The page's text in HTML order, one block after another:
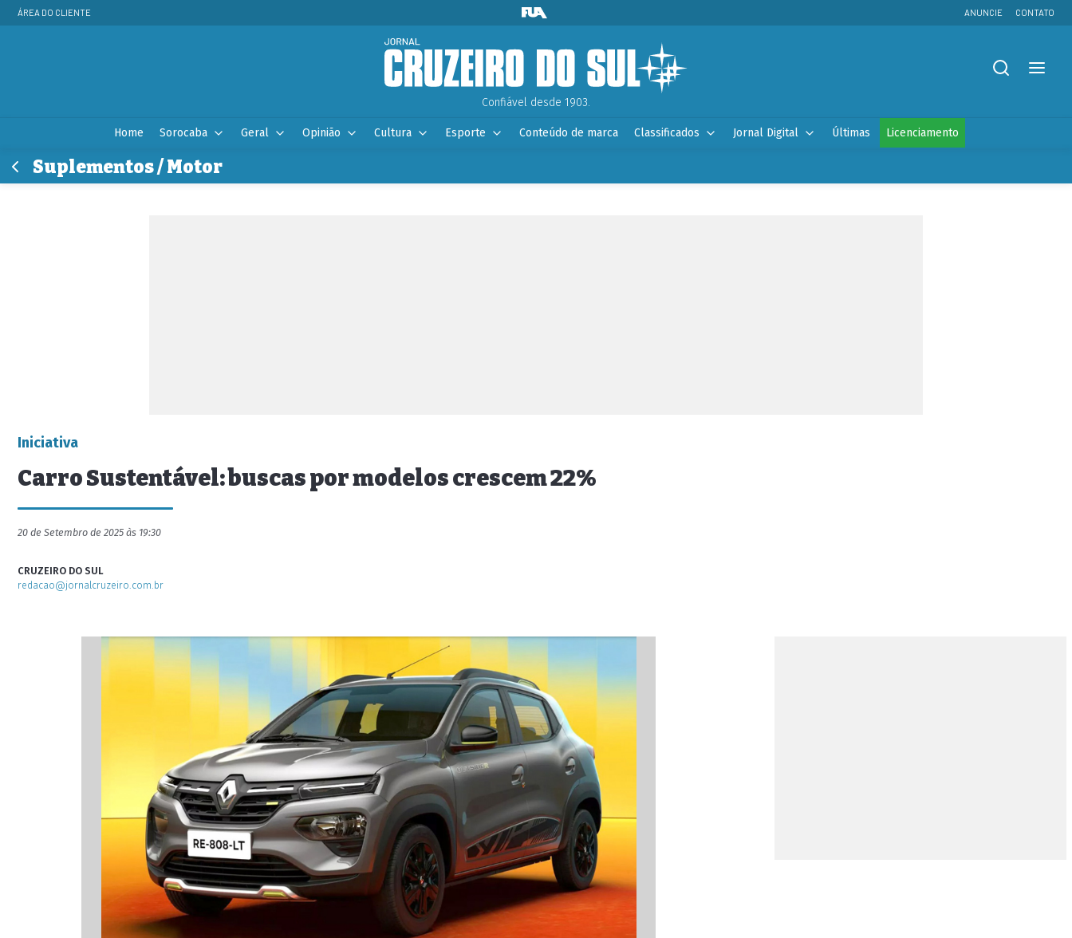
ÁREA DO CLIENTE ANUNCIE CONTATO
Confiável desde 1903.
Home Sorocaba Geral Opinião Cultura Esporte Conteúdo de marca Classificados Jornal Digital Últimas Licenciamento
Suplementos / Motor
Iniciativa
Carro Sustentável: buscas por modelos crescem 22%
20 de Setembro de 2025 às 19:30
CRUZEIRO DO SUL
redacao@jornalcruzeiro.com.br